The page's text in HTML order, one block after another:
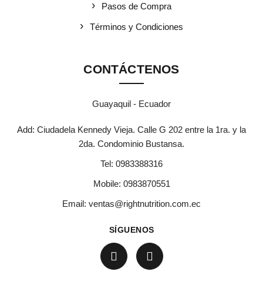
Pasos de Compra
Términos y Condiciones
CONTÁCTENOS
Guayaquil - Ecuador
Add: Ciudadela Kennedy Vieja. Calle G 202 entre la 1ra. y la
2da. Condominio Bustansa.
Tel: 0983388316
Mobile: 0983870551
Email: ventas@rightnutrition.com.ec
SÍGUENOS